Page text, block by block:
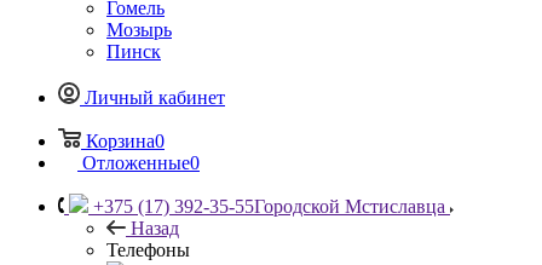
Гомель
Мозырь
Пинск
Личный кабинет
Корзина0
Отложенные0
+375 (17) 392-35-55Городской Мстиславца
Назад
Телефоны